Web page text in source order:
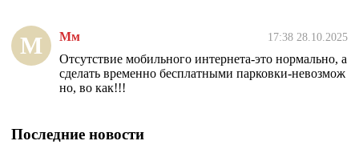
М Мм 17:38 28.10.2025
Отсутствие мобильного интернета-это нормально, а
сделать временно бесплатными парковки-невозмож
но, во как!!!
Последние новости